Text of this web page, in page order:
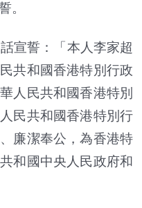
。
宣誓：「本人李家超
共和國香港特別行政
人民共和國香港特別
民共和國香港特別行
廉潔奉公，為香港特
和國中央人民政府和